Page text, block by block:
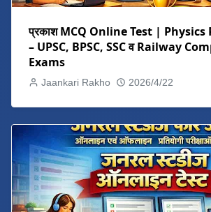
प्रकाश MCQ Online Test | Physics
– UPSC, BPSC, SSC व Railway
Exams
Jaankari Rakho 2026/4/22